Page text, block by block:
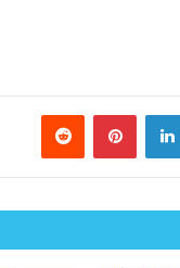
لينكدإن بينتيريست